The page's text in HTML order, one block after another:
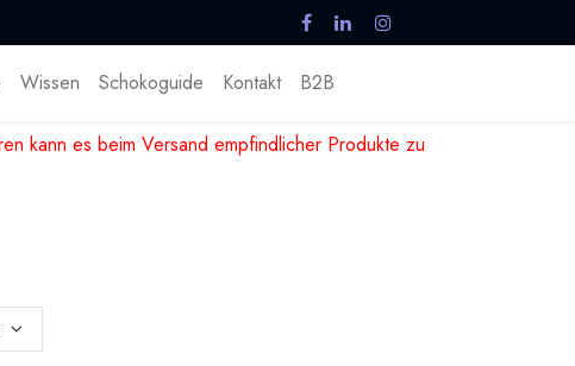
Wissen Schokoguide Kontakt B2B
kann es beim Versand empfindlicher Produkte zu